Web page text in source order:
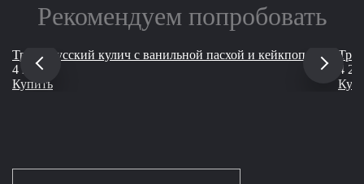
Рекомендуем попробовать
Трио "Русский кулич с ванильной пасхой и кейкпопсами"
4 200
Купить
4